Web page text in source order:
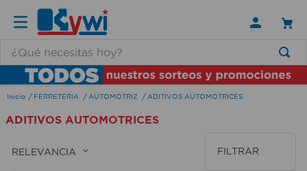
FERRETERIA AUTOMOTRIZ ADITIVOS AUTOMOTRICES
ADITIVOS AUTOMOTRICES
RELEVANCIA FILTRAR
TÉRMINOS MÁS BUSCADOS
1.
lamparas
2.
ducha
3.
silla